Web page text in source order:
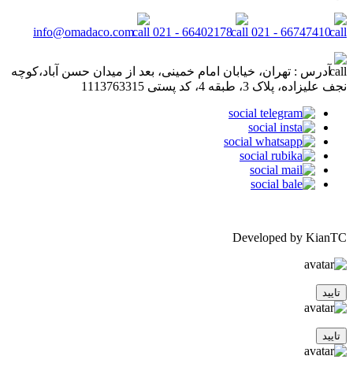
66747410 - 021
66402178 - 021
info@omadaco.com
آدرس : تهران، خیابان امام خمینی، بعد از میدان حسن آباد،کوچه
نجف علیزاده، پلاک 3، طبقه 4، کد پستی 1113763315
Developed by KianTC
تایید
تایید